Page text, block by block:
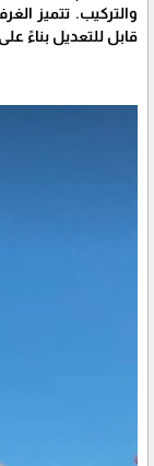
والتركيب. تتميز
قابل للتعديل بناءً